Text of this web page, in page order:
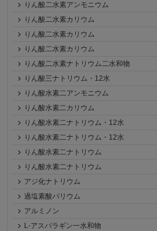
りん酸二水素アンモニウム
りん酸二水素カリウム
りん酸二水素カリウム
りん酸二水素カリウム
りん酸二水素ナトリウム二水和物
りん酸三ナトリウム・12水
りん酸水素二アンモニウム
りん酸水素二カリウム
りん酸水素二ナトリウム・12水
りん酸水素二ナトリウム・12水
りん酸水素二ナトリウム
りん酸水素二ナトリウム
アジ化ナトリウム
過塩素酸バリウム
アルミノン
L-アスパラギン一水和物